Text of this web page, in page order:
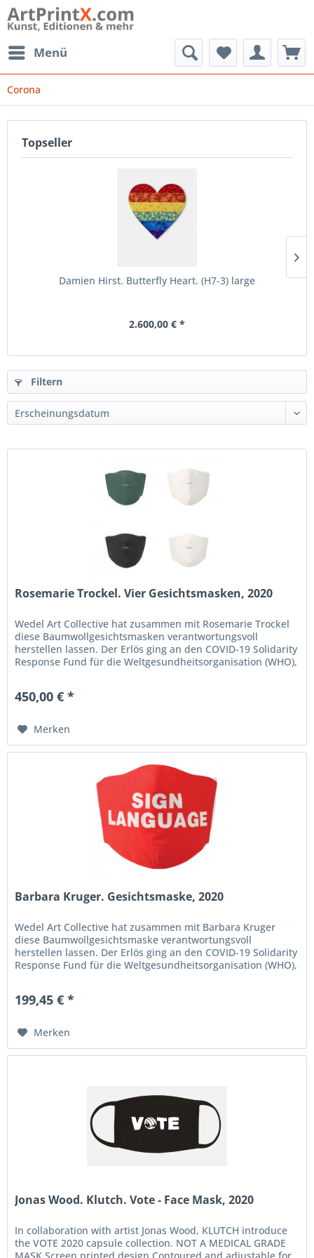
Menü
Corona
Topseller
Damien Hirst. Butterfly Heart. (H7-3) large
2.600,00 € *
Filtern
Rosemarie Trockel. Vier Gesichtsmasken, 2020
Wedel Art Collective hat zusammen mit Rosemarie Trockel
diese Baumwollgesichtsmasken verantwortungsvoll
herstellen lassen. Der Erlös ging an den COVID-19 Solidarity
Response Fund für die Weltgesundheitsorganisation (WHO),
450,00 € *
Merken
Barbara Kruger. Gesichtsmaske, 2020
Wedel Art Collective hat zusammen mit Barbara Kruger
diese Baumwollgesichtsmaske verantwortungsvoll
herstellen lassen. Der Erlös ging an den COVID-19 Solidarity
Response Fund für die Weltgesundheitsorganisation (WHO),
199,45 € *
Merken
Jonas Wood. Klutch. Vote - Face Mask, 2020
In collaboration with artist Jonas Wood, KLUTCH introduce
the VOTE 2020 capsule collection. NOT A MEDICAL GRADE
MASK Screen printed design Contoured and adjustable for